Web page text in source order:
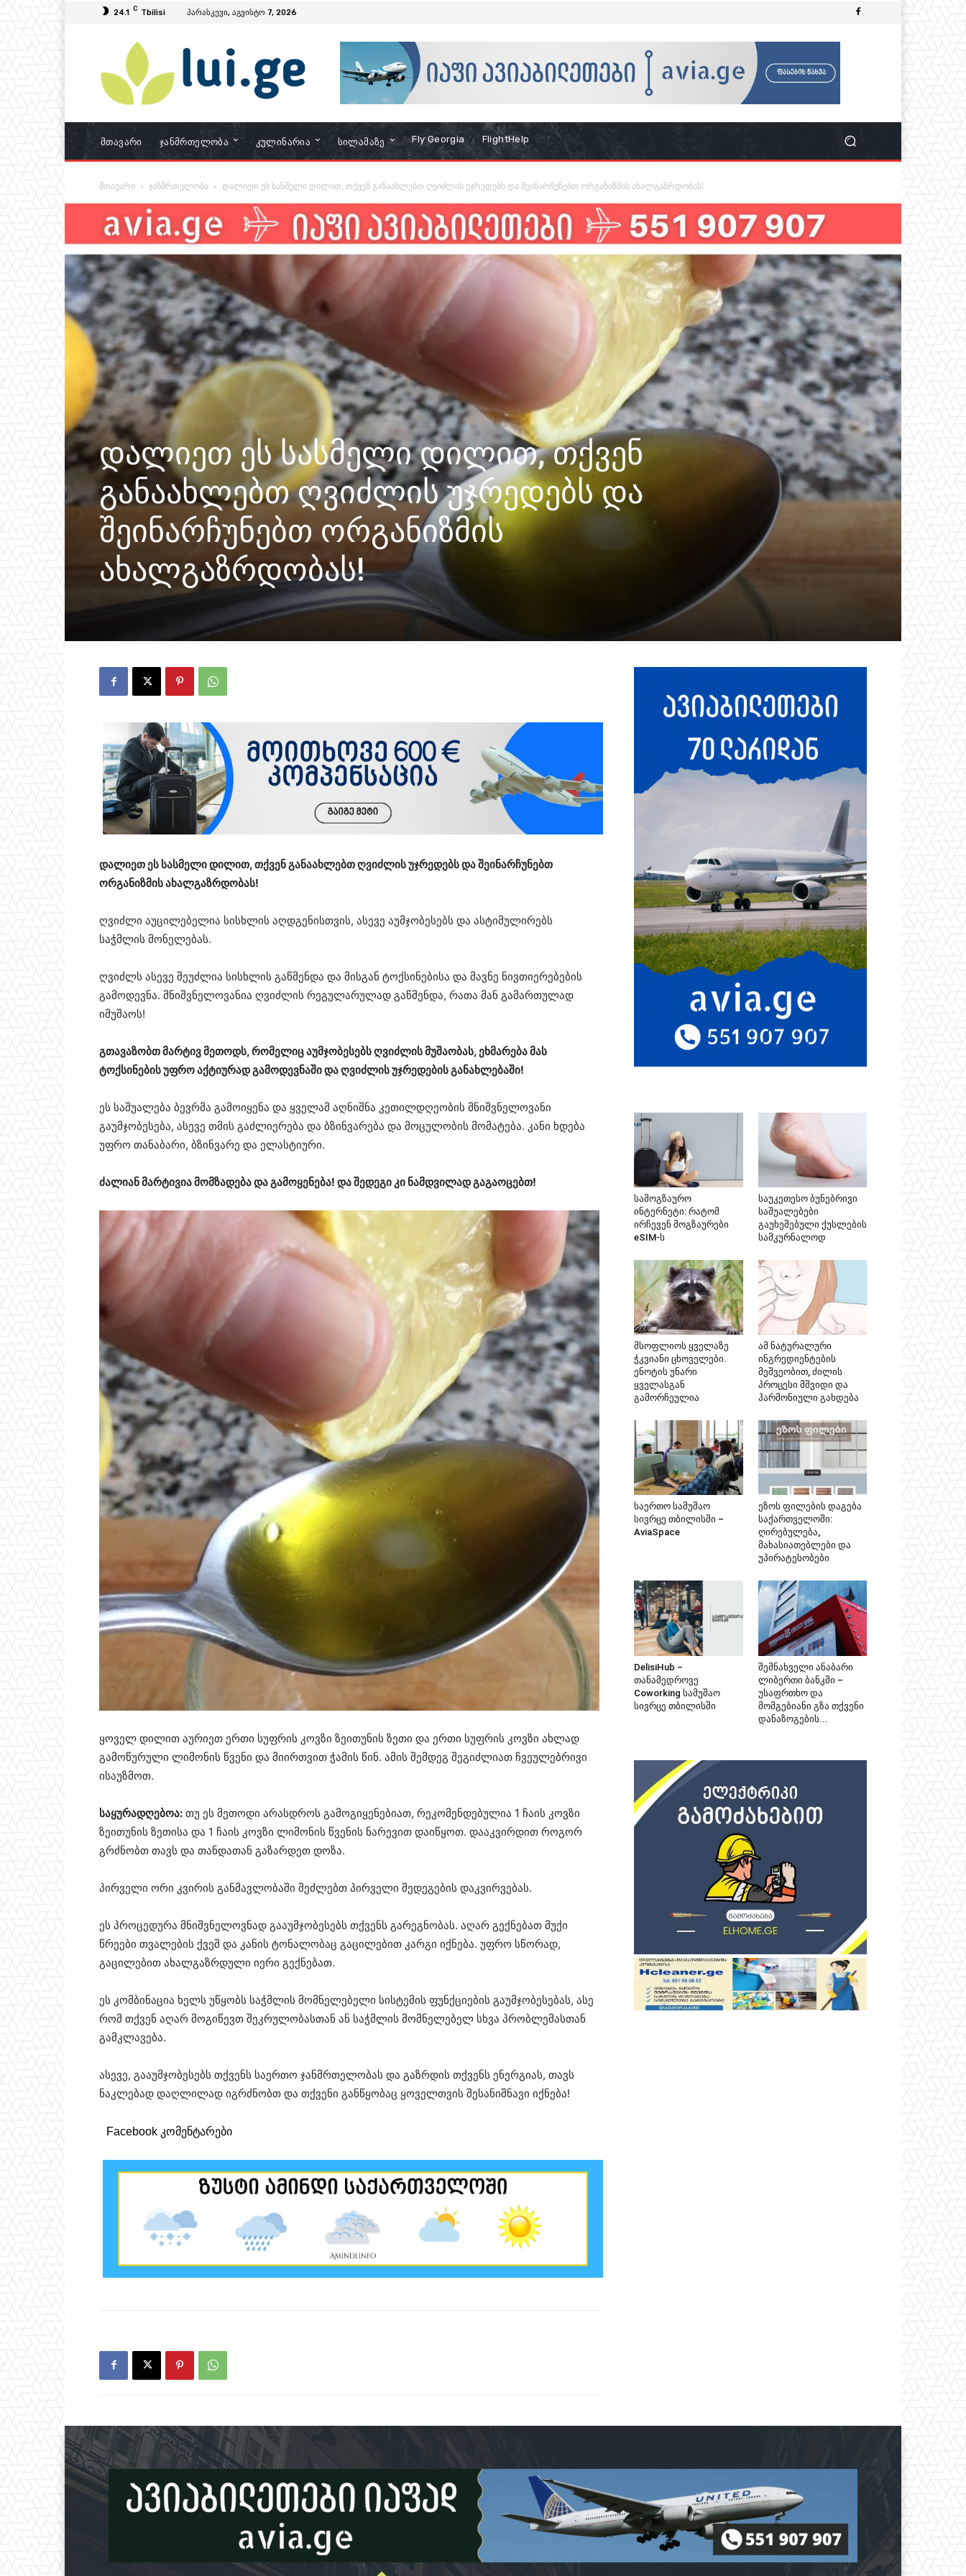
24.1 C Tbilisi პარასკევი, აგვისტო 7, 2026
Მთავარი Ჯანმრთელობა Კულინარია Სილამაზე Fly Georgia FlightHelp
მთავარი ჯანმრთელობა დალიეთ ეს სასმელი დილით, თქვენ განაახლებთ ღვიძლის უჯრედებს და შეინარჩუნებთ ორგანიზმის ახალგაზრდობას!
დალიეთ ეს სასმელი დილით, თქვენ
განაახლებთ ღვიძლის უჯრედებს და
შეინარჩუნებთ ორგანიზმის
ახალგაზრდობას!
დალიეთ ეს სასმელი დილით, თქვენ განაახლებთ ღვიძლის უჯრედებს და შეინარჩუნებთ
ორგანიზმის ახალგაზრდობას!
ღვიძლი აუცილებელია სისხლის აღდგენისთვის, ასევე აუმჯობესებს და ასტიმულირებს
საჭმლის მონელებას.
ღვიძლს ასევე შეუძლია სისხლის გაწმენდა და მისგან ტოქსინებისა და მავნე ნივთიერებების
გამოდევნა. მნიშვნელოვანია ღვიძლის რეგულარულად გაწმენდა, რათა მან გამართულად
იმუშაოს!
გთავაზობთ მარტივ მეთოდს, რომელიც აუმჯობესებს ღვიძლის მუშაობას, ეხმარება მას
ტოქსინების უფრო აქტიურად გამოდევნაში და ღვიძლის უჯრედების განახლებაში!
ეს საშუალება ბევრმა გამოიყენა და ყველამ აღნიშნა კეთილდღეობის მნიშვნელოვანი
გაუმჯობესება, ასევე თმის გაძლიერება და ბზინვარება და მოცულობის მომატება. კანი ხდება
უფრო თანაბარი, ბზინვარე და ელასტიური.
ძალიან მარტივია მომზადება და გამოყენება! და შედეგი კი ნამდვილად გაგაოცებთ!
ყოველ დილით აურიეთ ერთი სუფრის კოვზი ზეითუნის ზეთი და ერთი სუფრის კოვზი ახლად
გამოწურული ლიმონის წვენი და მიირთვით ჭამის წინ. ამის შემდეგ შეგიძლიათ ჩვეულებრივი
ისაუზმოთ.
საყურადღებოა: თუ ეს მეთოდი არასდროს გამოგიყენებიათ, რეკომენდებულია 1 ჩაის კოვზი
ზეითუნის ზეთისა და 1 ჩაის კოვზი ლიმონის წვენის ნარევით დაიწყოთ. დააკვირდით როგორ
გრძნობთ თავს და თანდათან გაზარდეთ დოზა.
პირველი ორი კვირის განმავლობაში შეძლებთ პირველი შედეგების დაკვირვებას.
ეს პროცედურა მნიშვნელოვნად გააუმჯობესებს თქვენს გარეგნობას. აღარ გექნებათ მუქი
წრეები თვალების ქვეშ და კანის ტონალობაც გაცილებით კარგი იქნება. უფრო სწორად,
გაცილებით ახალგაზრდული იერი გექნებათ.
ეს კომბინაცია ხელს უწყობს საჭმლის მომნელებელი სისტემის ფუნქციების გაუმჯობესებას, ასე
რომ თქვენ აღარ მოგიწევთ შეკრულობასთან ან საჭმლის მომნელებელ სხვა პრობლემასთან
გამკლავება.
ასევე, გააუმჯობესებს თქვენს საერთო ჯანმრთელობას და გაზრდის თქვენს ენერგიას, თავს
ნაკლებად დაღლილად იგრძნობთ და თქვენი განწყობაც ყოველთვის შესანიშნავი იქნება!
Facebook კომენტარები
სამოგზაურო
ინტერნეტი: რატომ
ირჩევენ მოგზაურები
eSIM-ს
საუკეთესო ბუნებრივი
საშუალებები
გაუხეშებული ქუსლების
სამკურნალოდ
მსოფლიოს ყველაზე
ჭკვიანი ცხოველები.
ენოტის უნარი
ყველასგან
გამორჩეულია
ამ ნატურალური
ინგრედიენტების
მეშვეობით, ძილის
პროცესი მშვიდი და
ჰარმონიული გახდება
საერთო სამუშაო
სივრცე თბილისში –
AviaSpace
ეზოს ფილების დაგება
საქართველოში:
ღირებულება,
მახასიათებლები და
უპირატესობები
DelisiHub –
თანამედროვე
Coworking სამუშაო
სივრცე თბილისში
შემნახველი ანაბარი
ლიბერთი ბანკში –
უსაფრთხო და
მომგებიანი გზა თქვენი
დანაზოგების...